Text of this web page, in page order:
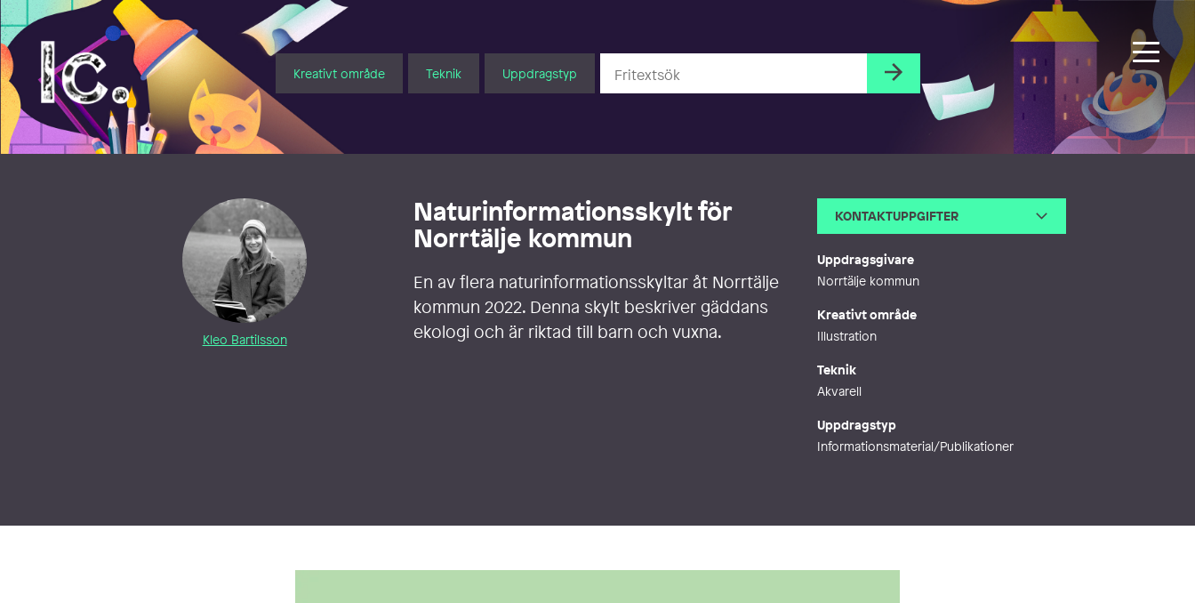
Illustratörcentrum
Kreativt område Teknik Uppdragstyp
Kleo Bartilsson
Naturinformationsskylt för
Norrtälje kommun
En av flera naturinformationsskyltar åt Norrtälje
kommun 2022. Denna skylt beskriver gäddans
ekologi och är riktad till barn och vuxna.
KONTAKTUPPGIFTER
Webb http://kleobartilsson.se
Uppdragsgivare
Norrtälje kommun
Kreativt område
Illustration
Teknik
Akvarell
Uppdragstyp
Informationsmaterial/Publikationer